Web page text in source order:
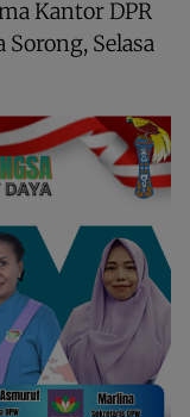
Kantor DPR
Sorong, Selasa